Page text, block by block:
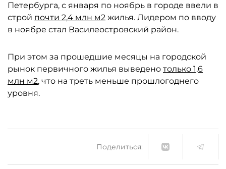
Петербурга, с января по ноябрь в городе ввели в
строй почти 2,4 млн м2 жилья. Лидером по вводу
в ноябре стал Василеостровский район.
При этом за прошедшие месяцы на городской
рынок первичного жилья выведено только 1,6
млн м2, что на треть меньше прошлогоднего
уровня.
Поделиться: